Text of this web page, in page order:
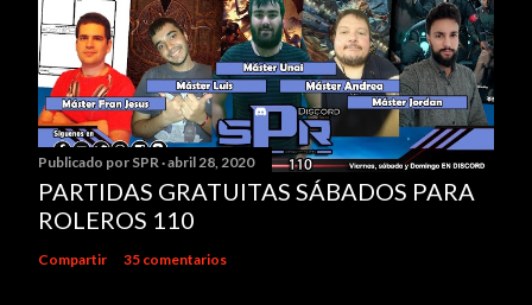
Publicado por SPR abril 28, 2020
PARTIDAS GRATUITAS SÁBADOS PARA
ROLEROS 110
Compartir 35 comentarios